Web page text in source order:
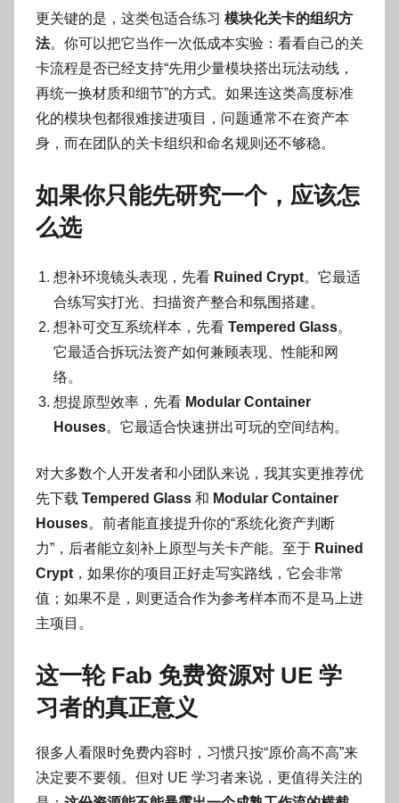
更关键的是，这类包适合练习 模块化关卡的组织方
法。你可以把它当作一次低成本实验：看看自己的关
卡流程是否已经支持“先用少量模块搭出玩法动线，
再统一换材质和细节”的方式。如果连这类高度标准
化的模块包都很难接进项目，问题通常不在资产本
身，而在团队的关卡组织和命名规则还不够稳。
如果你只能先研究一个，应该怎
么选
想补环境镜头表现，先看 Ruined Crypt。它最适
合练写实打光、扫描资产整合和氛围搭建。
想补可交互系统样本，先看 Tempered Glass。
它最适合拆玩法资产如何兼顾表现、性能和网
络。
想提原型效率，先看 Modular Container
Houses。它最适合快速拼出可玩的空间结构。
对大多数个人开发者和小团队来说，我其实更推荐优
先下载 Tempered Glass 和 Modular Container
Houses。前者能直接提升你的“系统化资产判断
力”，后者能立刻补上原型与关卡产能。至于 Ruined
Crypt ，如果你的项目正好走写实路线，它会非常
值；如果不是，则更适合作为参考样本而不是马上进
主项目。
这一轮 Fab 免费资源对 UE 学
习者的真正意义
很多人看限时免费内容时，习惯只按“原价高不高”来
决定要不要领。但对 UE 学习者来说，更值得关注的